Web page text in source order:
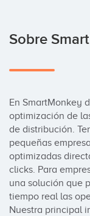
Sobre
En SmartMonkey
optimización de
de distribución.
pequeñas
optimizadas
clicks. Para
una solución que
tiempo real las
Nuestra principal